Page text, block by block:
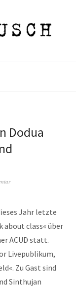
Dodua
Jahr letzte
about class« über
ACUD statt.
Livepublikum,
Zu Gast sind
Sinthujan